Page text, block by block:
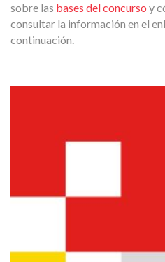
sobre las bases del concurso y
consultar la información en el
continuación.